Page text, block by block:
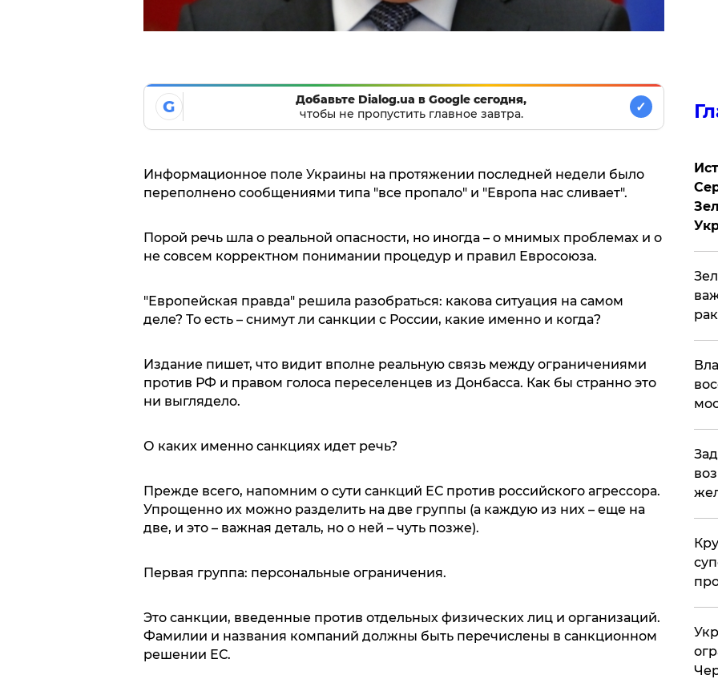
G
Добавьте Dialog.ua в Google сегодня,
чтобы не пропустить главное завтра.
✓
Информационное поле Украины на протяжении последней недели было
переполнено сообщениями типа "все пропало" и "Европа нас сливает".
Порой речь шла о реальной опасности, но иногда – о мнимых проблемах и о
не совсем корректном понимании процедур и правил Евросоюза.
"Европейская правда" решила разобраться: какова ситуация на самом
деле? То есть – снимут ли санкции с России, какие именно и когда?
Издание пишет, что видит вполне реальную связь между ограничениями
против РФ и правом голоса переселенцев из Донбасса. Как бы странно это
ни выглядело.
О каких именно санкциях идет речь?
Прежде всего, напомним о сути санкций ЕС против российского агрессора.
Упрощенно их можно разделить на две группы (а каждую из них – еще на
две, и это – важная деталь, но о ней – чуть позже).
Первая группа: персональные ограничения.
Это санкции, введенные против отдельных физических лиц и организаций.
Фамилии и названия компаний должны быть перечислены в санкционном
решении ЕС.